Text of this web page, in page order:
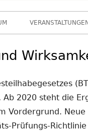
VERANSTALTUNGEN
2020 steht die
Vordergrund.
Prüfungs-